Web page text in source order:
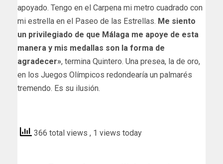
apoyado. Tengo en el Carpena mi metro cuadrado con
mi estrella en el Paseo de las Estrellas. Me siento
un privilegiado de que Málaga me apoye de esta
manera y mis medallas son la forma de
agradecer», termina Quintero. Una presea, la de oro,
en los Juegos Olímpicos redondearía un palmarés
tremendo. Es su ilusión.
366 total views , 1 views today